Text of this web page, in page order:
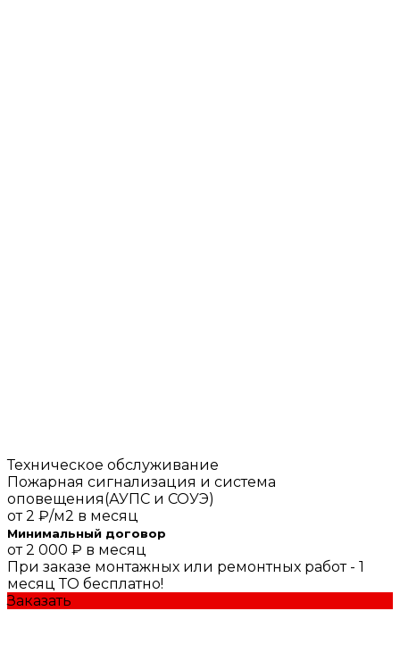
Техническое обслуживание
Пожарная сигнализация и система
оповещения(АУПС и СОУЭ)
от2 ₽/м2 в месяц
Минимальный договор
от 2 000 ₽ в месяц
При заказе монтажных или ремонтных работ - 1
месяц ТО бесплатно!
Заказать